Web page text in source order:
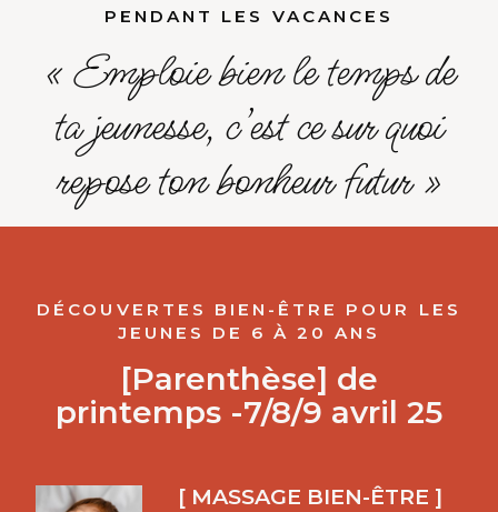
PENDANT LES VACANCES
« Emploie bien le temps de
ta jeunesse, c’est ce sur quoi
repose ton bonheur futur »
DÉCOUVERTES BIEN-ÊTRE POUR LES
JEUNES DE 6 À 20 ANS
[Parenthèse] de
printemps -7/8/9 avril 25
[ MASSAGE BIEN-ÊTRE ]